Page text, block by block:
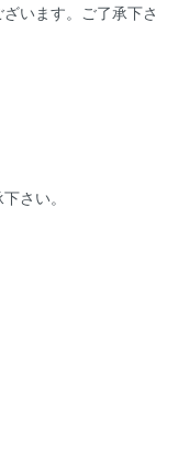
います。ご了承下さ
さい。